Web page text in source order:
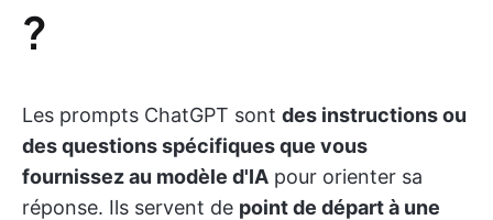
?
Les prompts ChatGPT sont des instructions ou
des questions spécifiques que vous
fournissez au modèle d'IA pour orienter sa
réponse. Ils servent de point de départ à une